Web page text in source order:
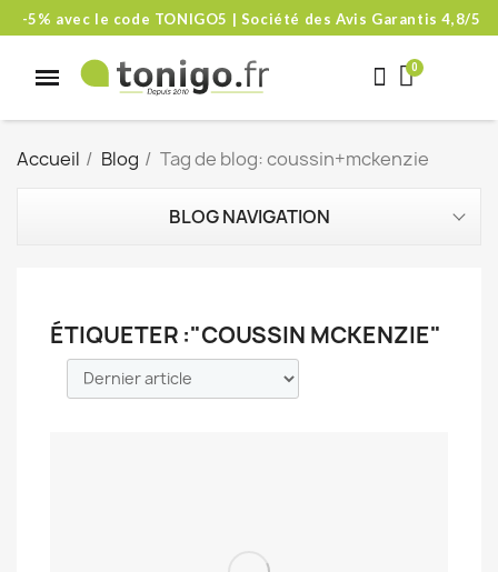
-5% avec le code TONIGO5 | Société des Avis Garantis 4,8/5
Accueil Blog Tag de blog: coussin+mckenzie
BLOG NAVIGATION
ÉTIQUETER :"COUSSIN MCKENZIE"